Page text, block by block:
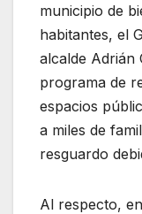
municipio de
habitantes, el
alcalde Adrián
programa de
espacios
a miles de
resguardo
Al respecto,